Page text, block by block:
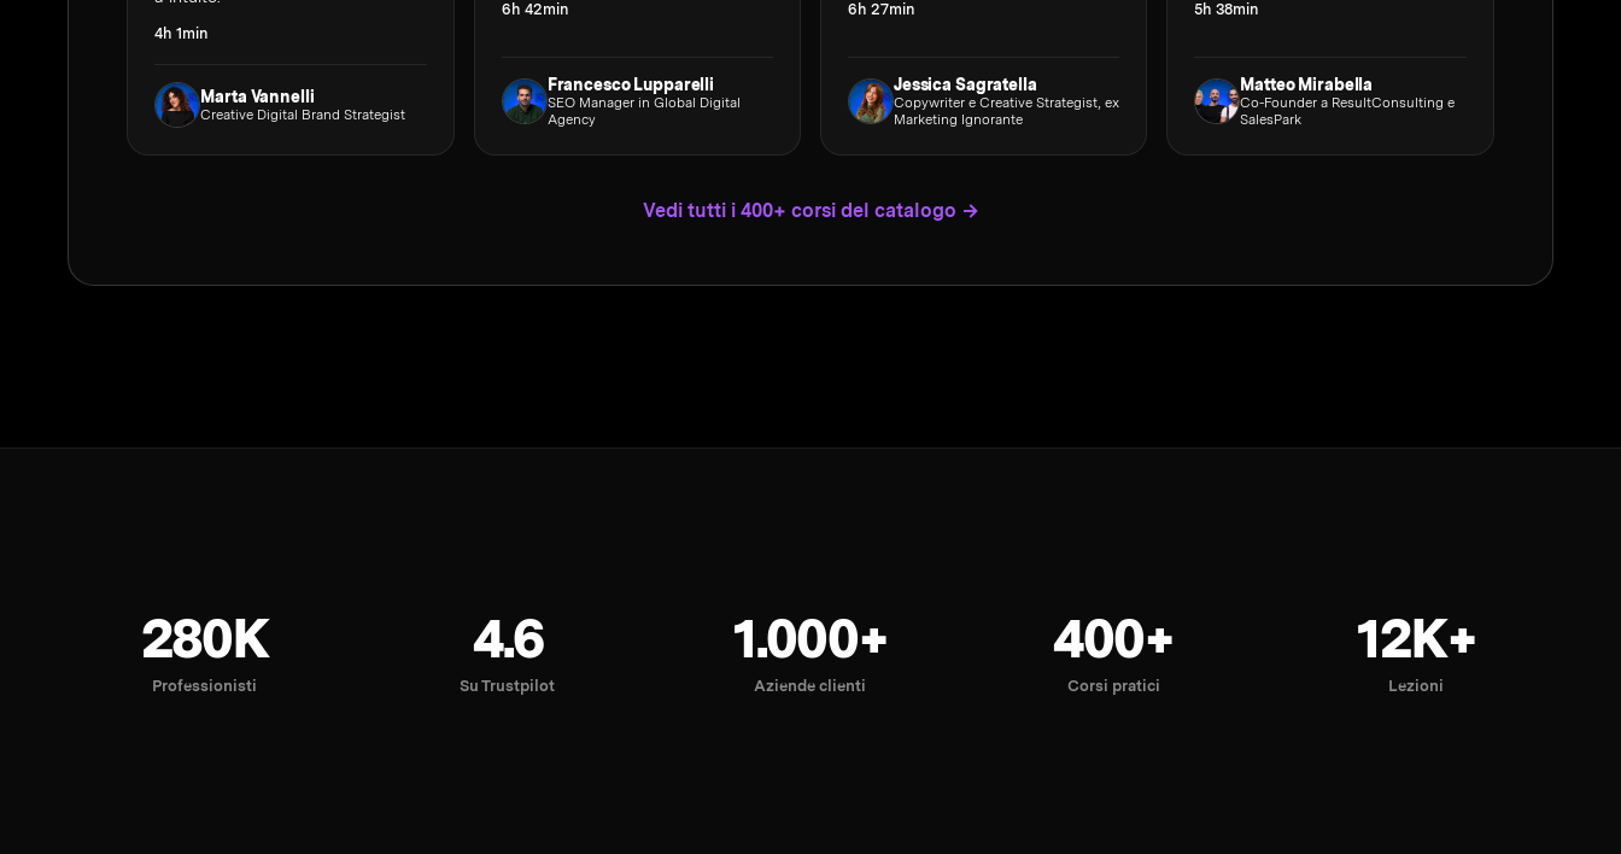
4h 1min
Marta Vannelli
Creative Digital Brand Strategist
6h 42min
Francesco Lupparelli
SEO Manager in Global Digital
Agency
6h 27min
Jessica Sagratella
Copywriter e Creative Strategist, ex
Marketing Ignorante
5h 38min
Matteo Mirabella
Co-Founder a ResultConsulting e
SalesPark
Vedi tutti i 400+ corsi del catalogo →
280K
Professionisti
4.6
Su Trustpilot
1.000+
Aziende clienti
400+
Corsi pratici
12K+
Lezioni